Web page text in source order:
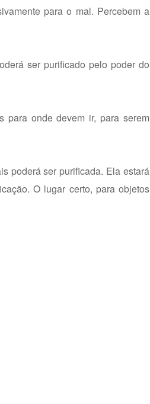
para o mal. Percebem a
ser purificado pelo poder do
para onde devem ir, para serem
poderá ser purificada. Ela estará
O lugar certo, para objetos